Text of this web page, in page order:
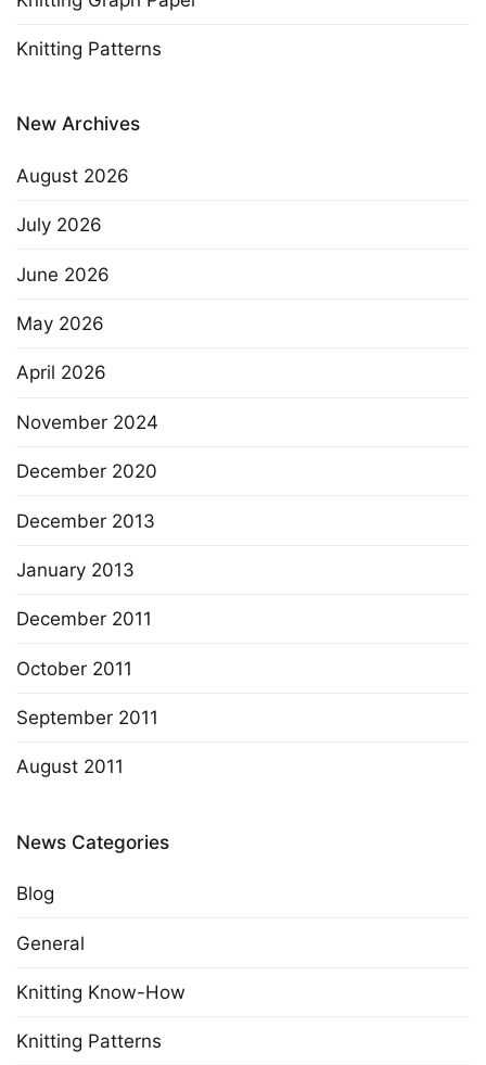
Knitting Patterns
New Archives
August 2026
July 2026
June 2026
May 2026
April 2026
November 2024
December 2020
December 2013
January 2013
December 2011
October 2011
September 2011
August 2011
News Categories
Blog
General
Knitting Know-How
Knitting Patterns